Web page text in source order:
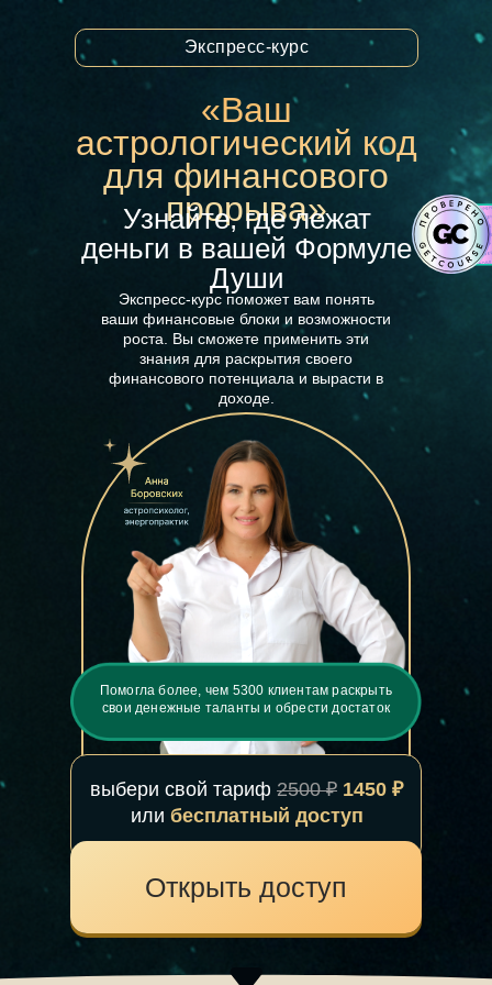
Экспресс-курс поможет вам понять
ваши финансовые блоки и возможности
роста. Вы сможете применить эти
знания для раскрытия своего
финансового потенциала и вырасти в
доходе.
Открыть доступ
«Ваш
астрологический код
для финансового
прорыва»
Узнайте, где лежат
деньги в вашей Формуле
Души
Экспресс-курс
Помогла более, чем 5300 клиентам раскрыть
свои денежные таланты и обрести достаток
выбери свой тариф 2500 ₽ 1450 ₽
или бесплатный доступ